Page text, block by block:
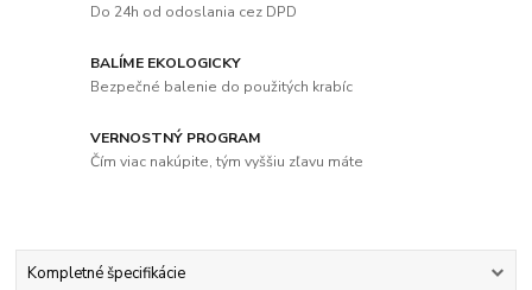
Do 24h od odoslania cez DPD
BALÍME EKOLOGICKY
Bezpečné balenie do použitých krabíc
VERNOSTNÝ PROGRAM
Čím viac nakúpite, tým vyššiu zľavu máte
Kompletné špecifikácie